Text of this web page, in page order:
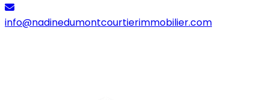
info@nadinedumontcourtierimmobilier.com